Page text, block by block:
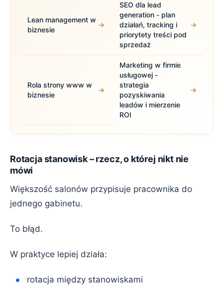
Lean management w
biznesie
→
SEO dla lead
generation - plan
działań, tracking i
priorytety treści pod
sprzedaż
→
Rola strony www w
biznesie
→
Marketing w firmie
usługowej -
strategia
pozyskiwania
leadów i mierzenie
ROI
→
Rotacja stanowisk – rzecz, o której nikt nie
mówi
Większość salonów przypisuje pracownika do
jednego gabinetu.
To błąd.
W praktyce lepiej działa:
rotacja między stanowiskami